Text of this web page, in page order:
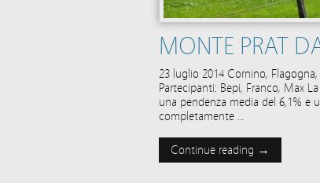
MONTE PRAT
23 luglio 2014 Cornino,
Partecipanti: Bepi, Franco, Max
una pendenza media del 6,1% e
completamente …
Continue reading →